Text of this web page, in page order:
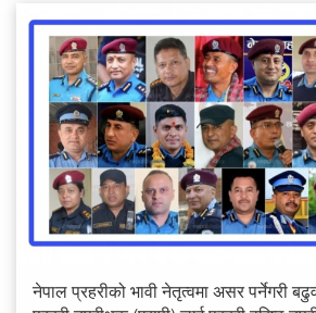
नेपाल प्रहरीको भावी नेतृत्वमा असर पर्नेगरी